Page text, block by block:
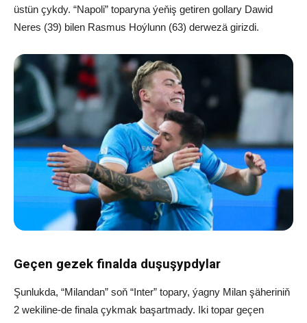
üstün çykdy. “Napoli” toparyna ýeňiş getiren gollary Dawid
Neres (39) bilen Rasmus Hoýlunn (63) derwezä girizdi.
Geçen gezek finalda duşuşypdylar
Şunlukda, “Milandan” soň “Inter” topary, ýagny Milan şäheriniň
2 wekiline-de finala çykmak başartmady. Iki topar geçen